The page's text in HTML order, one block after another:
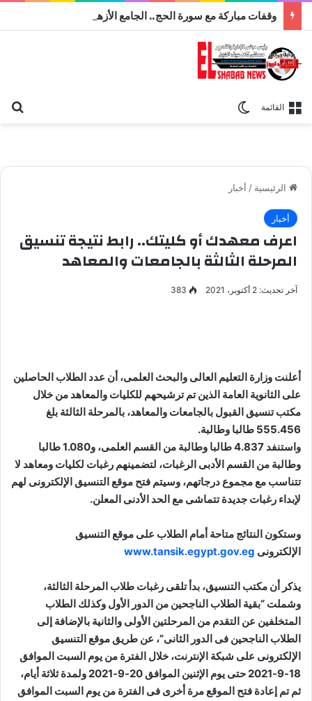
القائمة
الرئيسية / أخبار
أخبار
اعرف معهدك أو كليتك.. رابط نتيجة تنسيق
المرحلة الثالثة بالجامعات والمعاهد
آخر تحديث: 2 أكتوبر، 2021 383
أعلنت وزارة التعليم العالى والبحث العلمى، أن عدد الطلاب الحاصلين
على الثانوية العامة الذين تم ترشيحهم للكليات والمعاهد من خلال
مكتب تنسيق القبول بالجامعات والمعاهد، بالمرحلة الثالثة بلغ
555.456 طالبا وطالبة.
واستنفد 4.837 طالبا وطالبة من القسم العلمى، و1.080 طالبا
وطالبة من القسم الأدبى الرغبات، لتضمينهم رغبات لكليات ومعاهد لا
تتناسب مع مجموع درجاتهم، وسيتم فتح موقع التنسيق الإلكترونى لهم
لإبداء رغبات جديدة تتماشى مع الحد الأدنى المعلن.
وستكون النتائج متاحة أمام الطلاب على موقع التنسيق
الإلكترونى www.tansik.egypt.gov.eg
يذكر أن مكتب التنسيق، بدأ تلقى رغبات طلاب المرحلة الثالثة،
وشملت “بقية الطلاب الناجحين من الدور الأول وكذلك الطلاب
المتخلفين عن التقدم من المرحلتين الأولى والثانية بالإضافة إلى
الطلاب الناجحين فى الدور الثانى”، عن طريق موقع التنسيق
الإلكترونى على شبكة الإنترنت، خلال الفترة من يوم السبت الموافق
18-9-2021 حتى يوم الإثنين الموافق 20-9-2021 ولمدة ثلاثة أيام،
ثم تم إعادة فتح الموقع مرة أخرى فى الفترة من يوم السبت الموافق